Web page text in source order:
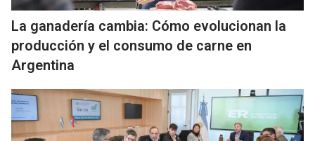
La ganadería cambia: Cómo evolucionan la
producción y el consumo de carne en
Argentina